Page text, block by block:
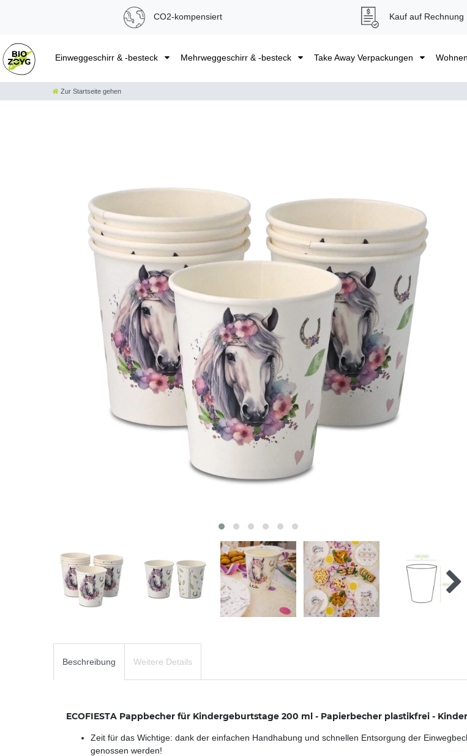
CO2-kompensiert Kauf auf Rechnung
Einweggeschirr & -besteck Mehrweggeschirr & -besteck Take Away Verpackungen
Zur Startseite gehen
Beschreibung Weitere Details
ECOFIESTA Pappbecher für Kindergeburtstage 200 ml - Papierbecher plastikfrei -
Zeit für das Wichtige: dank der einfachen Handhabung und schnellen Entsorgung der
genossen werden!